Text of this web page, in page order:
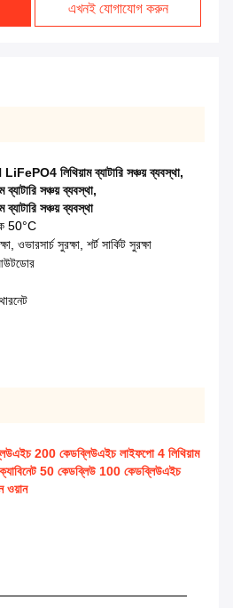
এখনই যোগাযোগ করুন
লিথিয়াম ব্যাটারি সঞ্চয় ব্যবস্থা,
সঞ্চয় ব্যবস্থা,
সঞ্চয় ব্যবস্থা
50°C
ওভারসার্চ সুরক্ষা, শর্ট সার্কিট সুরক্ষা
200 কেডব্লিউএইচ লাইফপো 4 লিথিয়াম
ক্যাবিনেট 50 কেডব্লিউ 100 কেডব্লিউএইচ
ওয়ান